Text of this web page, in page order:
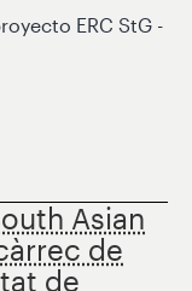
ERC StG -
Asian
de
de